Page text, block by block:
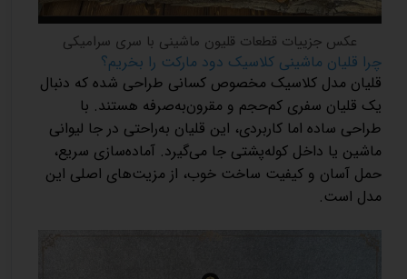
عکس جزییات قطعات قلیون ماشینی با سری سرامیکی
چرا قلیان ماشینی کلاسیک دود مارکت را بخریم؟
قلیان مدل کلاسیک مخصوص کسانی طراحی شده که دنبال
یک قلیان سفری کم‌حجم و مقرون‌به‌صرفه هستند. با
طراحی ساده اما کاربردی، این قلیان به‌راحتی در جا لیوانی
ماشین یا داخل کوله‌پشتی جا می‌گیرد. آماده‌سازی سریع،
حمل آسان و کیفیت ساخت خوب، از مزیت‌های اصلی این
مدل است.